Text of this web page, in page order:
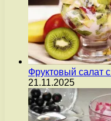
Фруктовый салат
21.11.2025